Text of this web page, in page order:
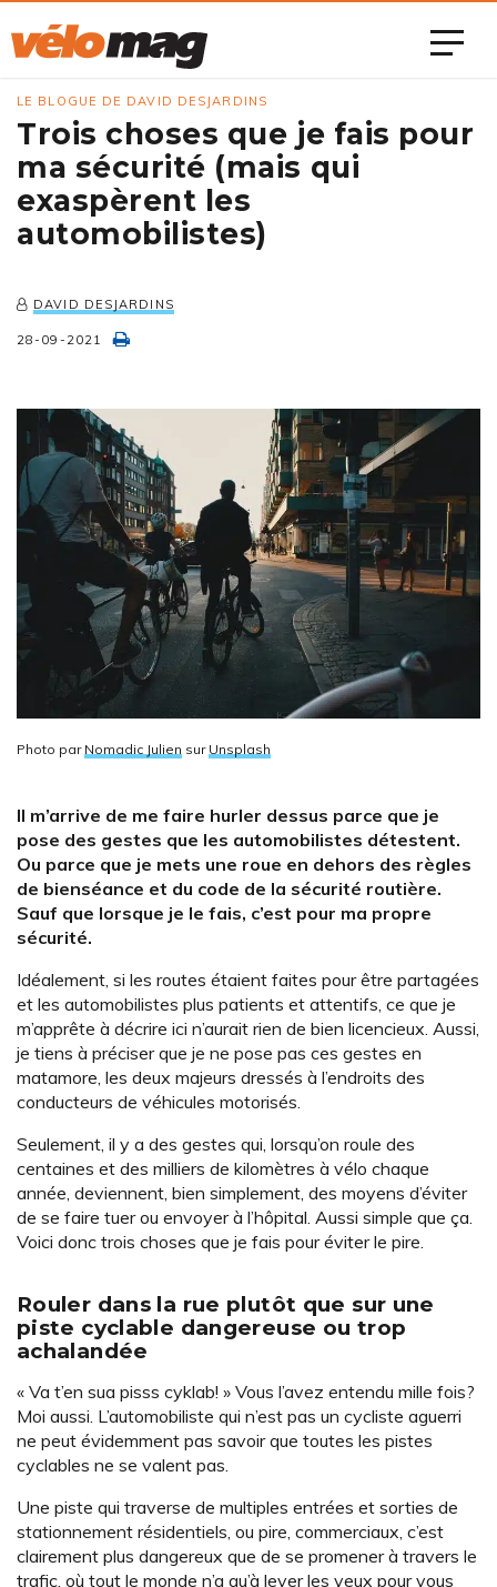
LE BLOGUE DE DAVID DESJARDINS
Trois choses que je fais pour
ma sécurité (mais qui
exaspèrent les
automobilistes)
DAVID DESJARDINS
28-09-2021
Photo par Nomadic Julien sur Unsplash
Il m’arrive de me faire hurler dessus parce que je
pose des gestes que les automobilistes détestent.
Ou parce que je mets une roue en dehors des règles
de bienséance et du code de la sécurité routière.
Sauf que lorsque je le fais, c’est pour ma propre
sécurité.
Idéalement, si les routes étaient faites pour être partagées
et les automobilistes plus patients et attentifs, ce que je
m’apprête à décrire ici n’aurait rien de bien licencieux. Aussi,
je tiens à préciser que je ne pose pas ces gestes en
matamore, les deux majeurs dressés à l’endroits des
conducteurs de véhicules motorisés.
Seulement, il y a des gestes qui, lorsqu’on roule des
centaines et des milliers de kilomètres à vélo chaque
année, deviennent, bien simplement, des moyens d’éviter
de se faire tuer ou envoyer à l’hôpital. Aussi simple que ça.
Voici donc trois choses que je fais pour éviter le pire.
Rouler dans la rue plutôt que sur une
piste cyclable dangereuse ou trop
achalandée
« Va t’en sua pisss cyklab! » Vous l’avez entendu mille fois?
Moi aussi. L’automobiliste qui n’est pas un cycliste aguerri
ne peut évidemment pas savoir que toutes les pistes
cyclables ne se valent pas.
Une piste qui traverse de multiples entrées et sorties de
stationnement résidentiels, ou pire, commerciaux, c’est
clairement plus dangereux que de se promener à travers le
trafic, où tout le monde n’a qu’à lever les yeux pour vous